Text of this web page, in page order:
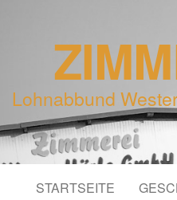
Lohnabbund
STARTSEITE